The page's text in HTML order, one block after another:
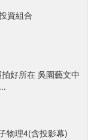
資組合
拍好所在 吳園藝文中
物理4(含投影幕)